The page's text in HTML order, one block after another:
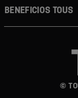
©
BENEFICIOS TOUS